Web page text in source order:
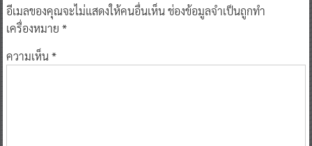
อีเมลของคุณจะไม่แสดงให้คนอื่นเห็นช่องข้อมูลจำเป็นถูกทำ
เครื่องหมาย *
ความเห็น*